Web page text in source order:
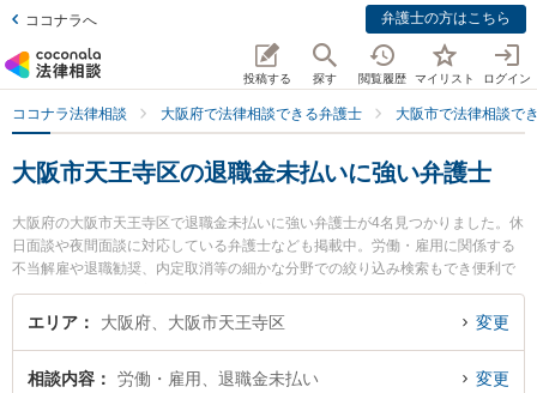
ココナラへ 弁護士の方はこちら
投稿する 探す 閲覧履歴 マイリスト ログイン
ココナラ法律相談 大阪府で法律相談できる弁護士 大阪市で法律相談で
大阪市天王寺区の退職金未払いに強い弁護士
大阪府の大阪市天王寺区で退職金未払いに強い弁護士が4名見つかりました。休
日面談や夜間面談に対応している弁護士なども掲載中。労働・雇用に関係する
不当解雇や退職勧奨、内定取消等の細かな分野での絞り込み検索もでき便利で
す。特に弁護士法人新都法律事務所の新井 一樹弁護士や輝力法律事務所の金 京
美弁護士、弁護士法人新都法律事務所の榎本 愛弁護士のプロフィール情報や弁
いのトラブル解決の実績豊富な近くの弁護士を検索したい』『初回相談無料で
エリア 大阪府、大阪市天王寺区 変更
相談内容 労働・雇用、退職金未払い 変更